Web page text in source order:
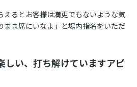
えるとお客様は満更でもないような気
まま席にいなよ」と場内指名をいただ
しい、打ち解けていますアピ